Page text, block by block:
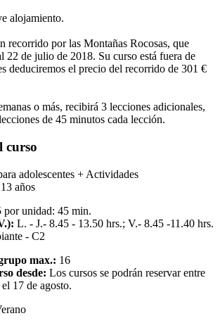
alojamiento.
recorrido por las Montañas Rocosas, que
22 de julio de 2018. Su curso está fuera de
deduciremos el precio del recorrido de 301 €
o más, recibirá 3 lecciones adicionales,
de 45 minutos cada lección.
curso
adolescentes + Actividades
13 años
por unidad: 45 min.
L. - J.- 8.45 - 13.50 hrs.; V.- 8.45 -11.40 hrs.
- C2
max.: 16
desde: Los cursos se podrán reservar entre
17 de agosto.